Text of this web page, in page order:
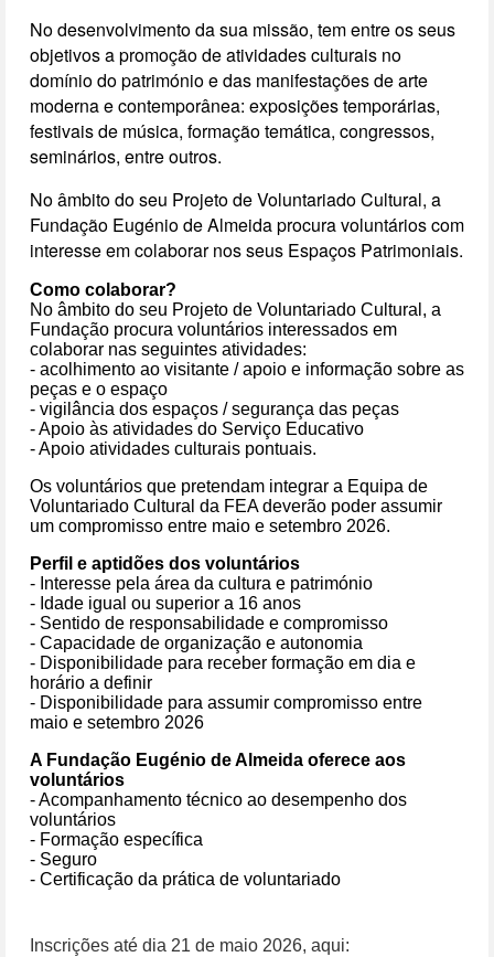
No desenvolvimento da sua missão, tem entre os seus
objetivos a promoção de atividades culturais no
domínio do património e das manifestações de arte
moderna e contemporânea: exposições temporárias,
festivais de música, formação temática, congressos,
seminários, entre outros.
No âmbito do seu Projeto de Voluntariado Cultural, a
Fundação Eugénio de Almeida procura voluntários com
interesse em colaborar nos seus Espaços Patrimoniais.
Como colaborar?
No âmbito do seu Projeto de Voluntariado Cultural, a
Fundação procura voluntários interessados em
colaborar nas seguintes atividades:
- acolhimento ao visitante / apoio e informação sobre as
peças e o espaço
- vigilância dos espaços / segurança das peças
- Apoio às atividades do Serviço Educativo
- Apoio atividades culturais pontuais.
Os voluntários que pretendam integrar a Equipa de
Voluntariado Cultural da FEA deverão poder assumir
um compromisso entre maio e setembro 2026.
Perfil e aptidões dos voluntários
- Interesse pela área da cultura e património
- Idade igual ou superior a 16 anos
- Sentido de responsabilidade e compromisso
- Capacidade de organização e autonomia
- Disponibilidade para receber formação em dia e
horário a definir
- Disponibilidade para assumir compromisso entre
maio e setembro 2026
A Fundação Eugénio de Almeida oferece aos
voluntários
- Acompanhamento técnico ao desempenho dos
voluntários
- Formação específica
- Seguro
- Certificação da prática de voluntariado
Inscrições até dia 21 de maio 2026, aqui: